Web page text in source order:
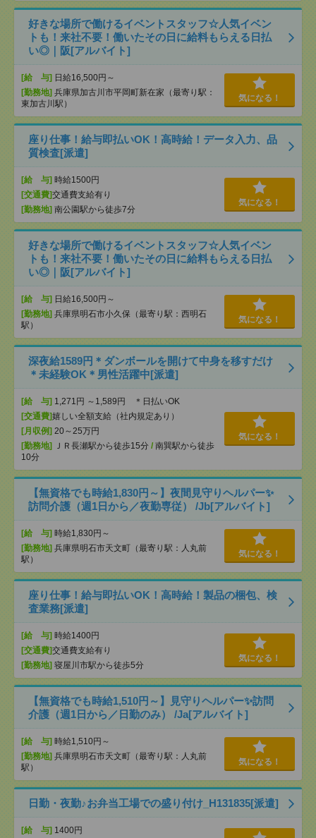
好きな場所で働けるイベントスタッフ☆人気イベン
トも！来社不要！働いたその日に給料もらえる日払
い◎｜阪[アルバイト]
[給 与] 日給16,500円～
[勤務地] 兵庫県加古川市平岡町新在家（最寄り駅：
東加古川駅）
気になる！
座り仕事！給与即払いOK！高時給！データ入力、品
質検査[派遣]
[給 与] 時給1500円
[交通費]交通費支給有り
[勤務地] 南公園駅から徒歩7分
気になる！
好きな場所で働けるイベントスタッフ☆人気イベン
トも！来社不要！働いたその日に給料もらえる日払
い◎｜阪[アルバイト]
[給 与] 日給16,500円～
[勤務地] 兵庫県明石市小久保（最寄り駅：西明石
駅）
気になる！
深夜給1589円＊ダンボールを開けて中身を移すだけ
＊未経験OK＊男性活躍中[派遣]
[給 与] 1,271円 ～1,589円 ＊日払いOK
[交通費]嬉しい全額支給（社内規定あり）
[月収例] 20～25万円
[勤務地]
ＪＲ長瀬駅から徒歩15分 / 南巽駅から徒歩
10分
気になる！
【無資格でも時給1,830円～】夜間見守りヘルパー✨
訪問介護（週1日から／夜勤専従） /Jb[アルバイト]
[給 与] 時給1,830円～
[勤務地] 兵庫県明石市天文町（最寄り駅：人丸前
駅）
気になる！
座り仕事！給与即払いOK！高時給！製品の梱包、検
査業務[派遣]
[給 与] 時給1400円
[交通費]交通費支給有り
[勤務地] 寝屋川市駅から徒歩5分
気になる！
【無資格でも時給1,510円～】見守りヘルパー✨訪問
介護（週1日から／日勤のみ） /Ja[アルバイト]
[給 与] 時給1,510円～
[勤務地] 兵庫県明石市天文町（最寄り駅：人丸前
駅）
気になる！
日勤・夜勤♪お弁当工場での盛り付け_H131835[派遣]
[給 与] 1400円